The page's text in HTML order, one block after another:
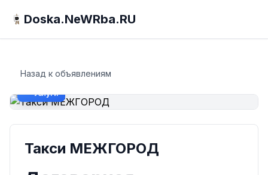
Doska.NeWRba.RU
Назад к объявлениям
Услуги
Такси МЕЖГОРОД